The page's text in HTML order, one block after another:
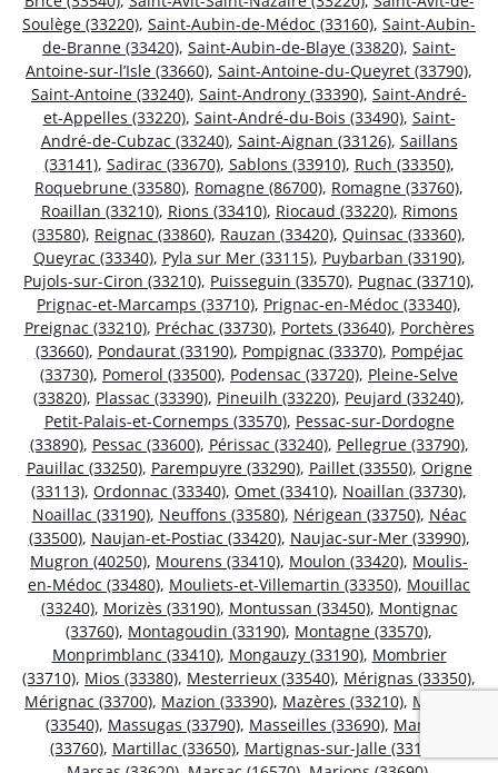
Soulège (33220), Saint-Aubin-de-Médoc (33160), Saint-Aubin-
de-Branne (33420), Saint-Aubin-de-Blaye (33820), Saint-
Antoine-sur-l’Isle (33660), Saint-Antoine-du-Queyret (33790),
Saint-Antoine (33240), Saint-Androny (33390), Saint-André-
et-Appelles (33220), Saint-André-du-Bois (33490), Saint-
André-de-Cubzac (33240), Saint-Aignan (33126), Saillans
(33141), Sadirac (33670), Sablons (33910), Ruch (33350),
Roquebrune (33580), Romagne (86700), Romagne (33760),
Roaillan (33210), Rions (33410), Riocaud (33220), Rimons
(33580), Reignac (33860), Rauzan (33420), Quinsac (33360),
Queyrac (33340), Pyla sur Mer (33115), Puybarban (33190),
Pujols-sur-Ciron (33210), Puisseguin (33570), Pugnac (33710),
Prignac-et-Marcamps (33710), Prignac-en-Médoc (33340),
Preignac (33210), Préchac (33730), Portets (33640), Porchères
(33660), Pondaurat (33190), Pompignac (33370), Pompéjac
(33730), Pomerol (33500), Podensac (33720), Pleine-Selve
(33820), Plassac (33390), Pineuilh (33220), Peujard (33240),
Petit-Palais-et-Cornemps (33570), Pessac-sur-Dordogne
(33890), Pessac (33600), Périssac (33240), Pellegrue (33790),
Pauillac (33250), Parempuyre (33290), Paillet (33550), Origne
(33113), Ordonnac (33340), Omet (33410), Noaillan (33730),
Noaillac (33190), Neuffons (33580), Nérigean (33750), Néac
(33500), Naujan-et-Postiac (33420), Naujac-sur-Mer (33990),
Mugron (40250), Mourens (33410), Moulon (33420), Moulis-
en-Médoc (33480), Mouliets-et-Villemartin (33350), Mouillac
(33240), Morizès (33190), Montussan (33450), Montignac
(33760), Montagoudin (33190), Montagne (33570),
Monprimblanc (33410), Mongauzy (33190), Mombrier
(33710), Mios (33380), Mesterrieux (33540), Mérignas (33350),
Mérignac (33700), Mazion (33390), Mazères (33210), Mauriac
(33540), Massugas (33790), Masseilles (33690), Martres
(33760), Martillac (33650), Martignas-sur-Jalle (33127)